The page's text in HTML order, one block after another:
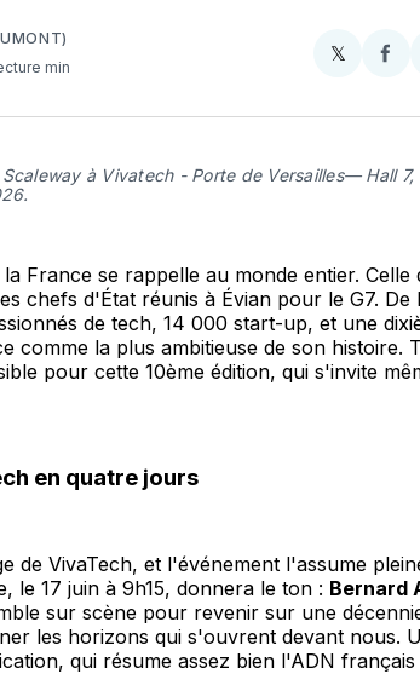
min
𝕏Share
X
Scaleway à Vivatech - Porte de Versailles— Hall
France se rappelle au monde entier. Celle
chefs d'État réunis à Évian pour le G7.
de tech, 14 000 start-up, et une
comme la plus ambitieuse de son histoire.
pour cette 10ème édition, qui s'invite
en quatre jours
de VivaTech, et l'événement l'assume
le 17 juin à 9h15, donnera le ton : Bernard
sur scène pour revenir sur une
les horizons qui s'ouvrent devant nous.
qui résume assez bien l'ADN